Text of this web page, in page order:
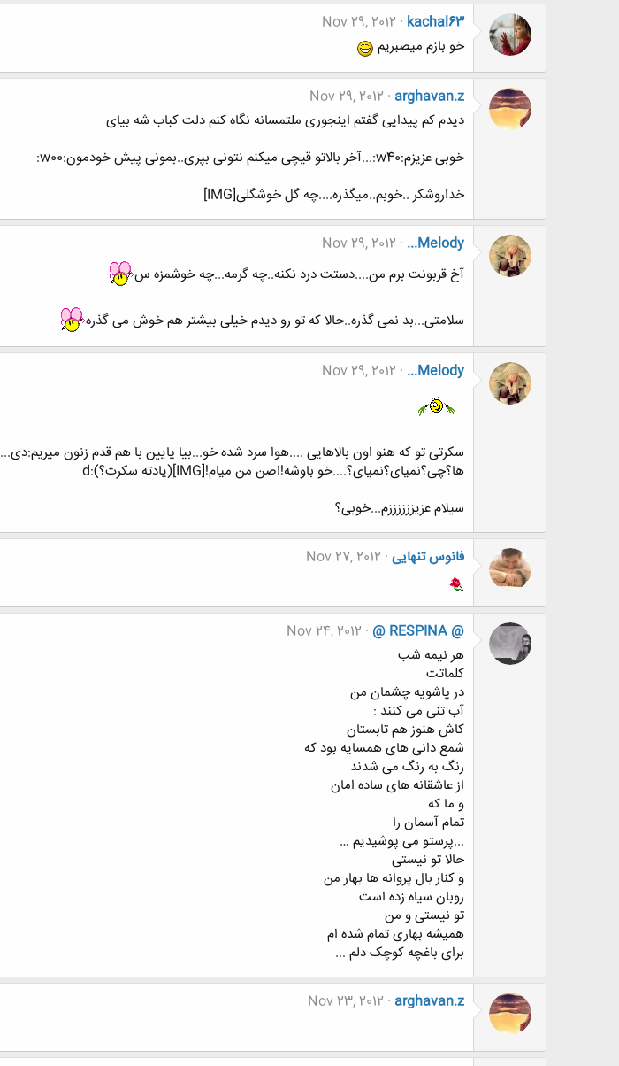
kachal63
Nov 29, 2012
خو بازم میصبریم
arghavan.z
Nov 29, 2012
دیدم کم پیدایی گفتم اینجوری ملتمسانه نگاه کنم دلت کباب شه بیای
خوبی عزیزم:w40:...آخر بالاتو قیچی میکنم نتونی بپری..بمونی پیش خودمون:w00:
خداروشکر ..خوبم..میگذره....چه گل خوشگلی[IMG]
...Melody
Nov 29, 2012
آخ قربونت برم من....دستت درد نکنه..چه گرمه...چه خوشمزه س
سلامتی...بد نمی گذره..حالا که تو رو دیدم خیلی بیشتر هم خوش می گذره
...Melody
Nov 29, 2012
سکرتی تو که هنو اون بالاهایی ....هوا سرد شده خو...بیا پایین با هم قدم زنون میریم:دی...
ها؟چی؟نمیای؟نمیای؟....خو باوشه!اصن من میام![IMG](یادته سکرت؟):d
سیلام عزیززززززم...خوبی؟
فانوس تنهایی Nov 27, 2012
@ RESPINA @
Nov 24, 2012
هر نیمه شب
کلماتت
در پاشویه چشمان من
آب تنی می کنند :
کاش هنوز هم تابستان
شمع دانی های همسایه بود که
رنگ به رنگ می شدند
از عاشقانه های ساده امان
و ما که
تمام آسمان را
...پرستو می پوشیدیم …
حالا تو نیستی
و کنار بال پروانه ها بهار من
روبان سیاه زده است
تو نیستی و من
همیشه بهاری تمام شده ام
برای باغچه کوچک دلم ...
arghavan.z
Nov 23, 2012